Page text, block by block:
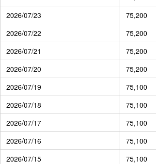
2026/07/23
75,200
2026/07/22
75,200
2026/07/21
75,200
2026/07/20
75,200
2026/07/19
75,100
2026/07/18
75,100
2026/07/17
75,100
2026/07/16
75,100
2026/07/15
75,100